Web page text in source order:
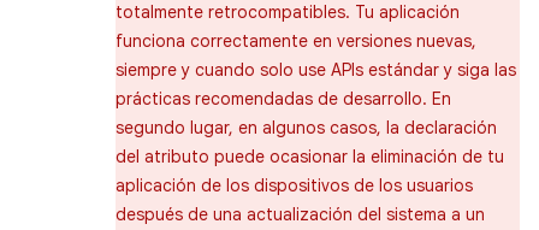
totalmente retrocompatibles. Tu aplicación
funciona correctamente en versiones nuevas,
siempre y cuando solo use APIs estándar y siga las
prácticas recomendadas de desarrollo. En
segundo lugar, en algunos casos, la declaración
del atributo puede ocasionar la eliminación de tu
aplicación de los dispositivos de los usuarios
después de una actualización del sistema a un